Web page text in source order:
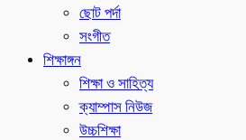
ছোট পর্দা
সংগীত
শিক্ষাঙ্গন
শিক্ষা ও সাহিত্য
ক্যাম্পাস নিউজ
উচ্চশিক্ষা